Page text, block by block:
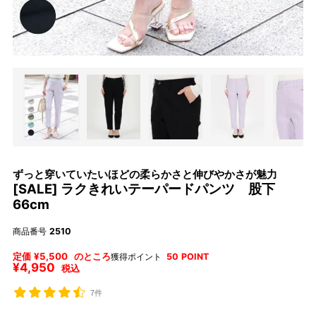
ずっと穿いていたいほどの柔らかさと伸びやかさが魅力
[SALE] ラクきれいテーパードパンツ 股下
66cm
商品番号 2510
定価 ¥5,500 のところ
¥4,950 税込
獲得ポイント 50 POINT
7件